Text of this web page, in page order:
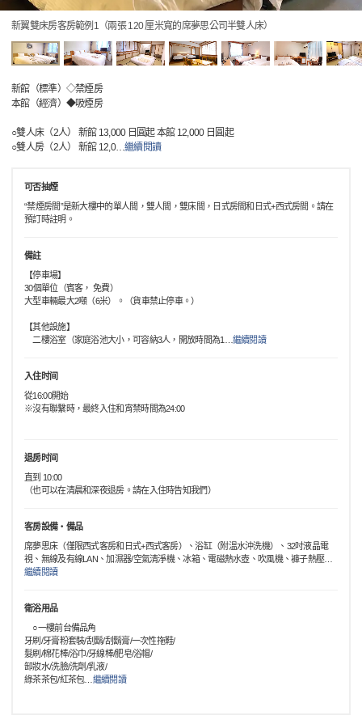
新翼雙床房客房範例1（兩張 120 厘米寬的席夢思公司半雙人床）
新館（標準）◇禁煙房
本館（經濟）◆吸煙房
○雙人床（2人） 新館 13,000 日圓起 本館 12,000 日圓起
○雙人房（2人） 新館 12,0…繼續閱讀
可否抽煙
“禁煙房間”是新大樓中的單人間，雙人間，雙床間，日式房間和日式+西式房間。請在
預訂時註明。
備註
【停車場】
30個單位（賓客， 免費）
大型車輛最大2噸（6米）。（貨車禁止停車。）
【其他設施】
二樓浴室（家庭浴池大小，可容納3人，開放時間為1
繼續閱讀
入住时间
從16:00開始
※沒有聯繫時，最終入住和宵禁時間為24:00
退房时间
直到 10:00
（也可以在清晨和深夜退房。請在入住時告知我們）
客房設備・備品
席夢思床（僅限西式客房和日式+西式客房）、浴缸（附溫水沖洗機）、32吋液晶電
視、無線及有線LAN、加濕器/空氣清淨機、冰箱、電磁熱水壺、吹風機、褲子熱壓…
繼續閱讀
衛浴用品
○一樓前台備品角
牙刷/牙膏粉套裝/刮鬍/刮鬍膏/一次性拖鞋/
髮刷/棉花棒/浴巾/牙線棒/肥皂/浴帽/
卸妝水/洗臉/洗劑/乳液/
綠茶茶包/紅茶包… 繼續閱讀